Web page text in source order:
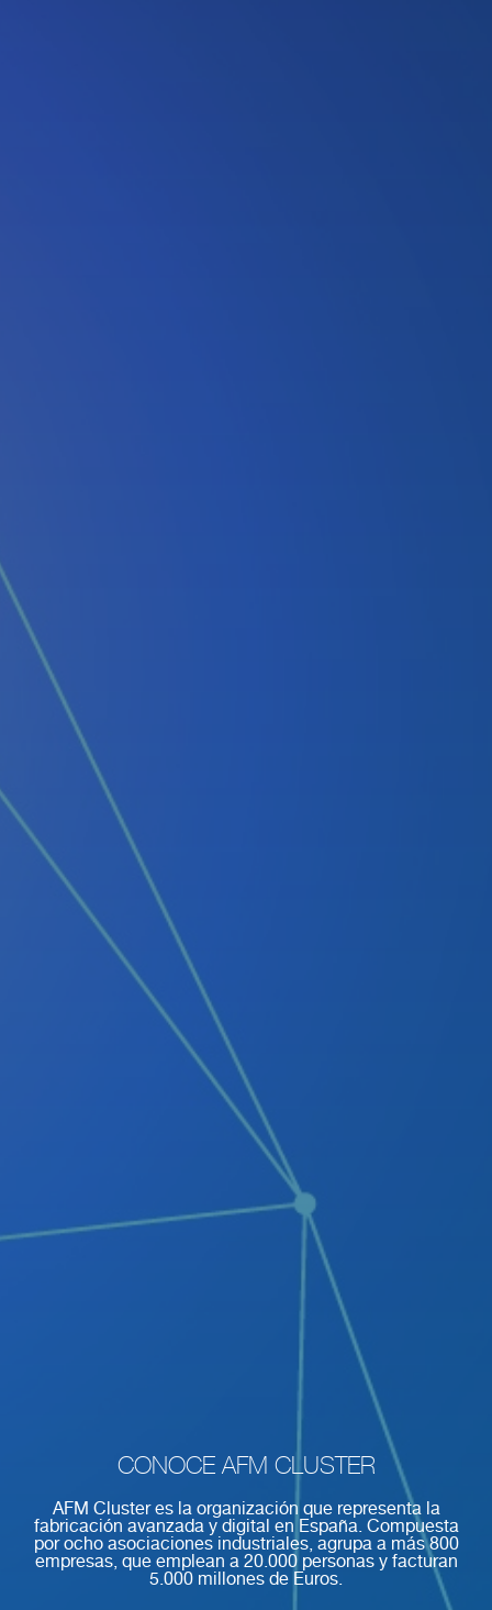
CONOCE AFM CLUSTER
AFM Cluster es la organización que representa la
fabricación avanzada y digital en España. Compuesta
por ocho asociaciones industriales, agrupa a más 800
empresas, que emplean a 20.000 personas y facturan
5.000 millones de Euros.